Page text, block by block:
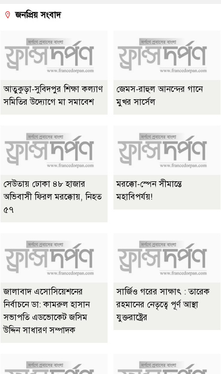
জনপ্রিয় সংবাদ
আতুকুড়া-সুবিদপুর শিক্ষা কল্যাণ
সমিতির উদ্যোগে মা সমাবেশ
জেমস-রাহুল আনন্দের গানে
মুখর সার্সেল
সেউতায় ঢোকা ৪৮ হাজার
অভিবাসী ফিরল মরক্কোয়, নিহত
৫৭
মরক্কো-স্পেন সীমান্তে
মহাবিপর্যয়!
জালাবাদ এসোসিয়েশনের
নির্বাচনে ডা: কামরুল হাসান
সভাপতি এডভোকেট জসিম
উদ্দিন সাধারণ সম্পাদক
সার্জিও গরের সাক্ষাৎ : তারেক
রহমানের নেতৃত্বে পূর্ণ আস্থা
যুক্তরাষ্ট্রের